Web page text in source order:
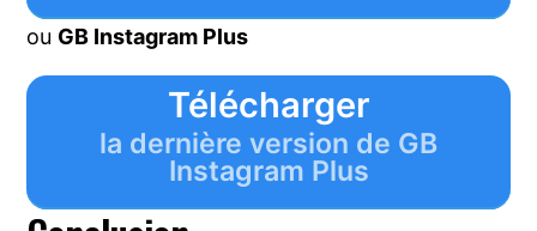
ou GB Instagram Plus
Télécharger
la dernière version de GB
Instagram Plus